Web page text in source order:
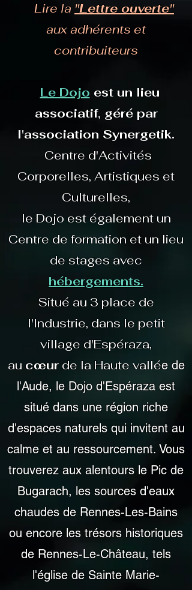
Lire la "Lettre ouverte"
aux adhérents et
contribuiteurs
Le Dojo est un lieu
associatif, géré par
l'association Synergetik.
Centre d'Activités
Corporelles, Artistiques et
Culturelles,
le Dojo est également un
Centre de formation et un lieu
de stages avec
hébergements.
Situé au 3 place de
l'Industrie, dans le petit
village d'Espéraza,
au cœurde la Haute vallée de
l'Aude, le Dojo d'Espéraza est
situé dans une région riche
d'espaces naturels qui invitent au
calme et au ressourcement. Vous
trouverez aux alentours le Pic de
Bugarach, les sources d'eaux
chaudes de Rennes-Les-Bains
ou encore les trésors historiques
de Rennes-Le-Château, tels
l'église de Sainte Marie-